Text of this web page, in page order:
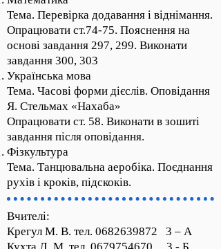
Тема. Перевірка додавання і віднімання.
Опрацювати ст.74-75. Пояснення на
основі завдання 297, 299. Виконати
завдання 300, 303
Українська мова
Тема. Часові форми дієслів. Оповідання
Я. Стельмах «Нахаба»
Опрацювати ст. 58. Виконати в зошиті
завдання після оповідання.
Фізкультура
Тема. Танцювальна аеробіка. Поєднання
рухів і кроків, підскоків.
Вчителі:
Крегул М. В. тел. 0682639872 3 – А